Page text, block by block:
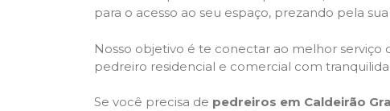
para o acesso ao seu espaço, prezando pela
Nosso objetivo é te conectar ao melhor serviço
pedreiro residencial e comercial com
Se você precisa de pedreiros em Caldeirão